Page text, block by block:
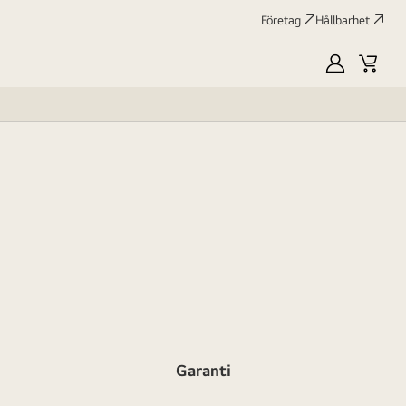
Företag Hållbarhet
MyLG
Garanti